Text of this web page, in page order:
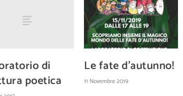
di
poetica
Le fate d’autunno!
11 Novembre 2019